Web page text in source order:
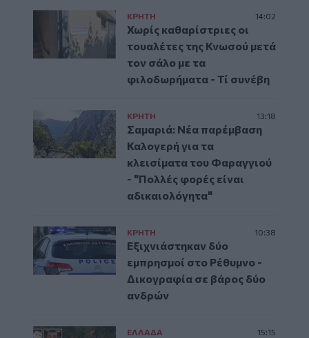
ΚΡΗΤΗ 14:02
Χωρίς καθαρίστριες οι
τουαλέτες της Κνωσού μετά
τον σάλο με τα
φιλοδωρήματα - Τί συνέβη
ΚΡΗΤΗ 13:18
Σαμαριά: Νέα παρέμβαση
Καλογερή για τα
κλεισίματα του Φαραγγιού
- "Πολλές φορές είναι
αδικαιολόγητα"
ΚΡΗΤΗ 10:38
Εξιχνιάστηκαν δύο
εμπρησμοί στο Ρέθυμνο -
Δικογραφία σε βάρος δύο
ανδρών
ΕΛΛAΔΑ 15:15